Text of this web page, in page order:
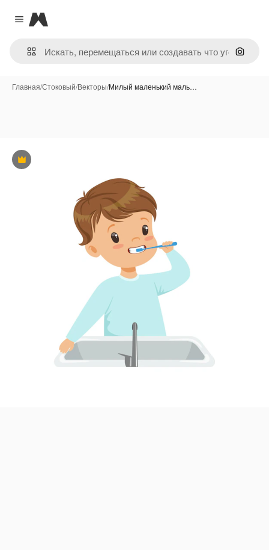
Close menu
Magnific
Поиск
Главная/Стоковый/Векторы/Милый маленький маль…
Премиум